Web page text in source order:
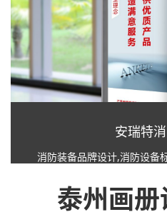
安瑞特
消防装备品牌设计,消防设备
泰州画